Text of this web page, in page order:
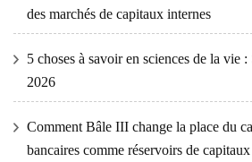
des marchés de capitaux internes
5 choses à savoir en sciences de la vie
2026
Comment Bâle III change la place du
bancaires comme réservoirs de